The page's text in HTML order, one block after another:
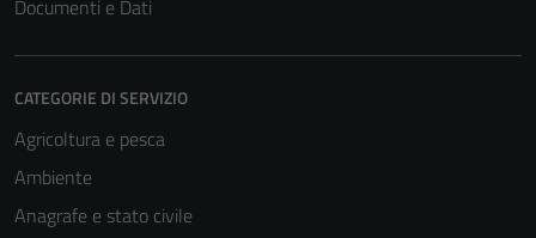
Documenti e Dati
CATEGORIE DI SERVIZIO
Agricoltura e pesca
Ambiente
Anagrafe e stato civile